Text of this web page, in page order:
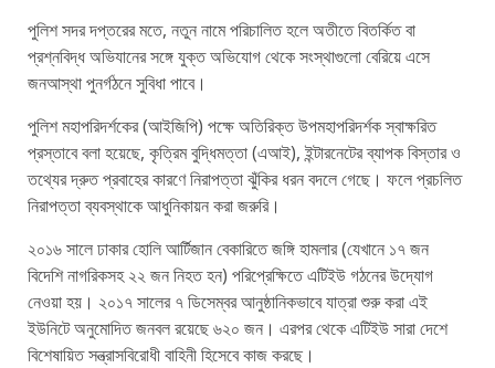
পুলিশ সদর দপ্তরের মতে, নতুন নামে পরিচালিত হলে অতীতে বিতর্কিত বা
প্রশ্নবিদ্ধ অভিযানের সঙ্গে যুক্ত অভিযোগ থেকে সংস্থাগুলো বেরিয়ে এসে
জনআস্থা পুনর্গঠনে সুবিধা পাবে।
পুলিশ মহাপরিদর্শকের (আইজিপি) পক্ষে অতিরিক্ত উপমহাপরিদর্শক স্বাক্ষরিত
প্রস্তাবে বলা হয়েছে, কৃত্রিম বুদ্ধিমত্তা (এআই), ইন্টারনেটের ব্যাপক বিস্তার ও
তথ্যের দ্রুত প্রবাহের কারণে নিরাপত্তা ঝুঁকির ধরন বদলে গেছে। ফলে প্রচলিত
নিরাপত্তা ব্যবস্থাকে আধুনিকায়ন করা জরুরি।
২০১৬ সালে ঢাকার হোলি আর্টিজান বেকারিতে জঙ্গি হামলার (যেখানে ১৭ জন
বিদেশি নাগরিকসহ ২২ জন নিহত হন) পরিপ্রেক্ষিতে এটিইউ গঠনের উদ্যোগ
নেওয়া হয়। ২০১৭ সালের ৭ ডিসেম্বর আনুষ্ঠানিকভাবে যাত্রা শুরু করা এই
ইউনিটে অনুমোদিত জনবল রয়েছে ৬২০ জন। এরপর থেকে এটিইউ সারা দেশে
বিশেষায়িত সন্ত্রাসবিরোধী বাহিনী হিসেবে কাজ করছে।